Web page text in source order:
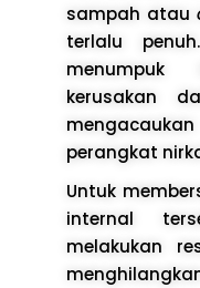
sampah atau
terlalu
kerusakan
perangkat
Untuk
internal
melakukan